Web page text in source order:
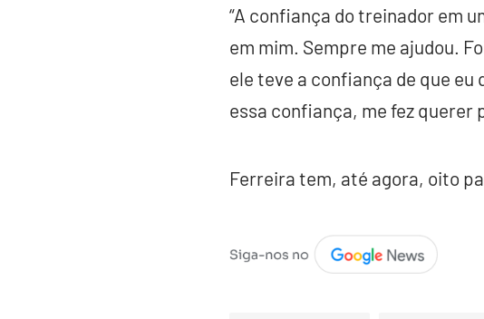
“A confiança do treinador em
em mim. Sempre me ajudou.
ele teve a confiança de que
essa confiança, me fez querer
Ferreira tem, até agora, oito